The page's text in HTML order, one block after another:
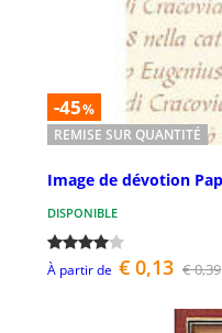
-45%
REMISE SUR QUANTITÉ
Image de dévotion
DISPONIBLE
À partir de € 0,13 € 0,39